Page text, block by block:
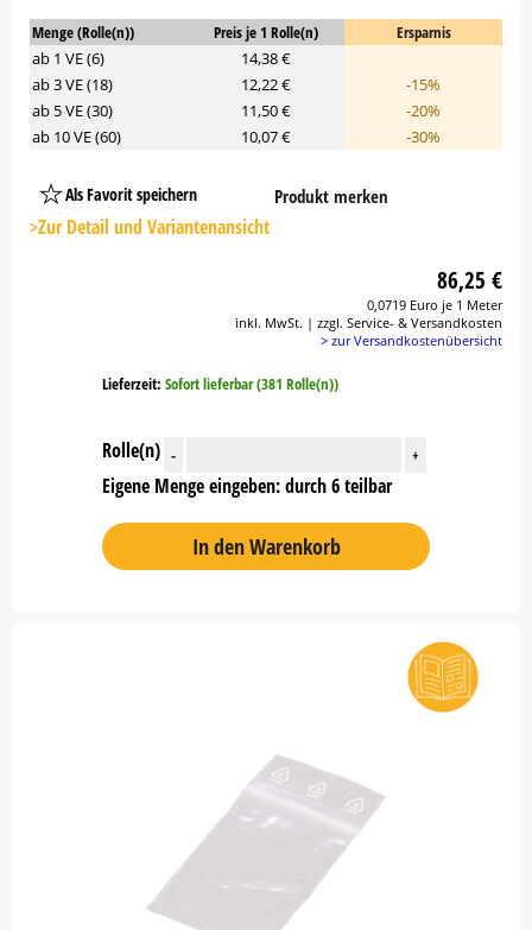
Menge (Rolle(n)) Preis je 1 Rolle(n)
Ersparnis
ab 1 VE (6)
14,38 €
ab 3 VE (18)
12,22 €
-15%
ab 5 VE (30)
11,50 €
-20%
ab 10 VE (60)
10,07 € -30%
Als Favorit speichern
Platzhalter
Button
Produkt merken
>Zur Detail und Variantenansicht
86,25 €
0,0719 Euro je 1 Meter
inkl. MwSt. | zzgl. Service- & Versandkosten
> zur Versandkostenübersicht
Lieferzeit: Sofort lieferbar (381 Rolle(n))
Rolle(n) - +
Eigene Menge eingeben: durch 6 teilbar
In den Warenkorb